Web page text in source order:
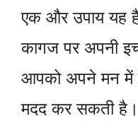
एक और उपाय यह
कागज पर अपनी
आपको अपने मन में
मदद कर सकती